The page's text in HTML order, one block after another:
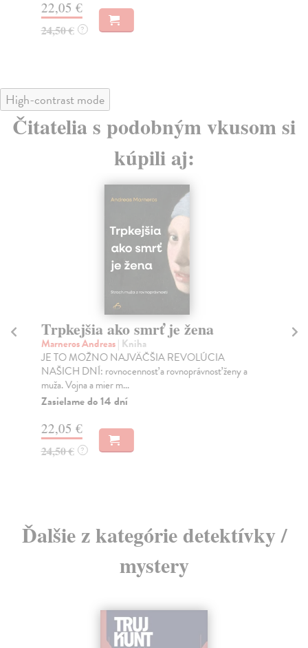
22,05 €
24,50 € ?
High-contrast mode
Čitatelia s podobným vkusom si
kúpili aj:
Trpkejšia ako smrť je žena
Marneros Andreas| Kniha
JE TO MOŽNO NAJVÄČŠIA REVOLÚCIA
NAŠICH DNÍ: rovnocennosť a rovnoprávnosť ženy a
muža. Vojna a mier m...
Zasielame do 14 dní
22,05 €
24,50 € ?
Ďalšie z kategórie detektívky /
mystery